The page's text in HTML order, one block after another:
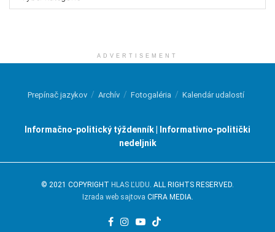
ADVERTISEMENT
Prepínač jazykov Archív Fotogaléria Kalendár udalostí
Informačno-politický týždenník | Informativno-politički
nedeljnik
© 2021 COPYRIGHT HLAS ĽUDU . ALL RIGHTS RESERVED.
Izrada web sajtova CIFRA MEDIA.